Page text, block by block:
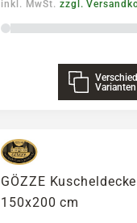
inkl. MwSt. zzgl.
Varianten
GÖZZE
150x200 cm